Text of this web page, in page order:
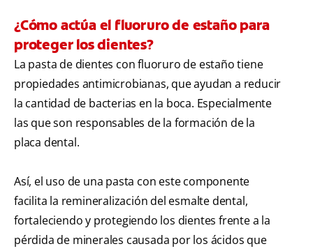
¿Cómo actúa el fluoruro de estaño para
proteger los dientes?
La pasta de dientes con fluoruro de estaño tiene
propiedades antimicrobianas, que ayudan a reducir
la cantidad de bacterias en la boca. Especialmente
las que son responsables de la formación de la
placa dental.
Así, el uso de una pasta con este componente
facilita la remineralización del esmalte dental,
fortaleciendo y protegiendo los dientes frente a la
pérdida de minerales causada por los ácidos que